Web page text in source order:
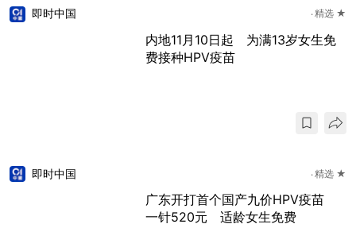
即时中国 精选 ★
内地11月10日起 为满13岁女生免
费接种HPV疫苗
即时中国 精选 ★
广东开打首个国产九价HPV疫苗
一针520元 适龄女生免费